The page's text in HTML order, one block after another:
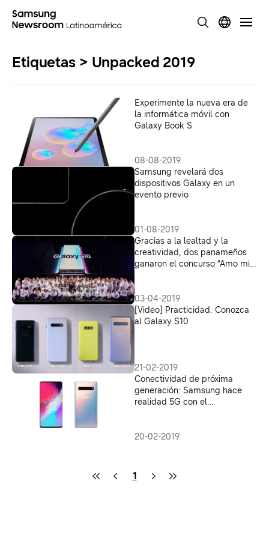
Etiquetas > Unpacked 2019
Experimente la nueva era de
la informática móvil con
Galaxy Book S
08-08-2019
Samsung revelará dos
dispositivos Galaxy en un
evento previo
01-08-2019
Gracias a la lealtad y la
creatividad, dos panameños
ganaron el concurso “Amo mi
03-04-2019
[Video] Practicidad: Conozca
al Galaxy S10
21-02-2019
Conectividad de próxima
generación: Samsung hace
realidad 5G con el
20-02-2019
1